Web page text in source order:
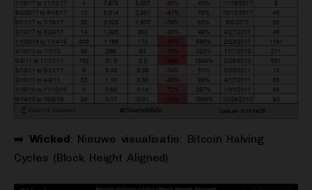
➡️ Wicked: Nieuwe visualisatie: Bitcoin Halving
Cycles (Block Height Aligned).